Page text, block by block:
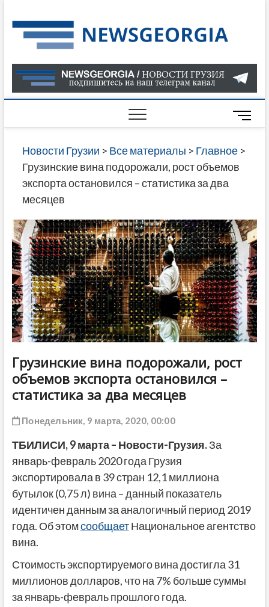
to
content
О
В
ГРУЗИИ
САЙТЕ
M
e
n
u
t
o
n
Новости Грузии > Все материалы > Главное>
Грузинские вина подорожали, рост объемов
экспорта остановился – статистика за два
месяцев
Грузинские вина подорожали, рост
объемов экспорта остановился –
статистика за два месяцев
Понедельник, 9 марта, 2020, 00:00
ТБИЛИСИ, 9 марта – Новости-Грузия.За
январь-февраль 2020 года Грузия
экспортировала в 39 стран 12,1 миллиона
бутылок (0,75 л) вина – данный показатель
идентичен данным за аналогичный период 2019
года. Об этомсообщаетНациональное агентство
вина.
Стоимость экспортируемого вина достигла 31
миллионов долларов, что на 7% больше суммы
за январь-февраль прошлого года.